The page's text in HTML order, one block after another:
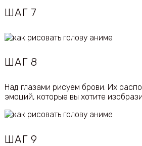
ШАГ 7
ШАГ 8
Над глазами рисуем брови. Их
эмоций, которые вы хотите
ШАГ 9